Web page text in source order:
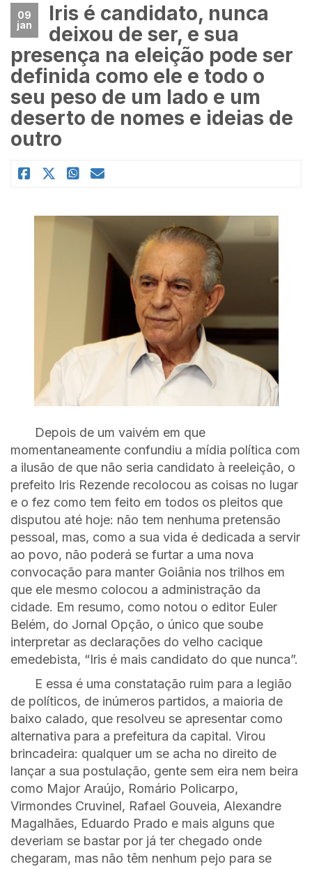
09
jan
Iris é candidato, nunca
deixou de ser, e sua
presença na eleição pode ser
definida como ele e todo o
seu peso de um lado e um
deserto de nomes e ideias de
outro
Depois de um vaivém em que
momentaneamente confundiu a mídia política com
a ilusão de que não seria candidato à reeleição, o
prefeito Iris Rezende recolocou as coisas no lugar
e o fez como tem feito em todos os pleitos que
disputou até hoje: não tem nenhuma pretensão
pessoal, mas, como a sua vida é dedicada a servir
ao povo, não poderá se furtar a uma nova
convocação para manter Goiânia nos trilhos em
que ele mesmo colocou a administração da
cidade. Em resumo, como notou o editor Euler
Belém, do Jornal Opção, o único que soube
interpretar as declarações do velho cacique
emedebista, “Iris é mais candidato do que nunca”.
E essa é uma constatação ruim para a legião
de políticos, de inúmeros partidos, a maioria de
baixo calado, que resolveu se apresentar como
alternativa para a prefeitura da capital. Virou
brincadeira: qualquer um se acha no direito de
lançar a sua postulação, gente sem eira nem beira
como Major Araújo, Romário Policarpo,
Virmondes Cruvinel, Rafael Gouveia, Alexandre
Magalhães, Eduardo Prado e mais alguns que
deveriam se bastar por já ter chegado onde
chegaram, mas não têm nenhum pejo para se